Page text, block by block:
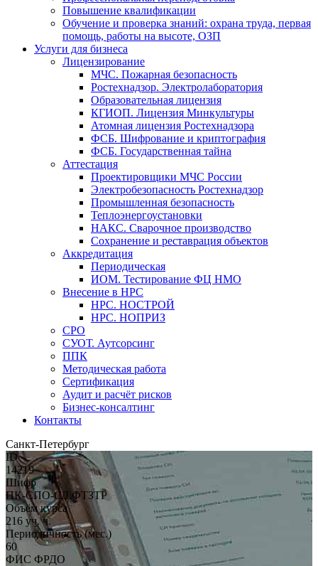
Повышение квалификации
Обучение и проверка знаний: охрана труда, первая
помощь, работы на высоте, ОЗП
Услуги для бизнеса
Лицензирование
МЧС. Пожарная безопасность
Ростехнадзор. Электролаборатория
Образовательная лицензия
КГИОП. Лицензия Минкультуры
Атомная лицензия Ростехнадзора
ФСБ. Шифрование и криптография
ФСБ. Государственная тайна
Аттестация
Проектировщики МЧС России
Электробезопасность Ростехнадзор
Промышленная безопасность
Теплоэнергоустановки
НАКС. Сварочное производство
Сохранение и реставрация объектов
Аккредитация
Периодическая
ИОМ. Тестирование ФЦ НМО
Внесение в НРС
НРС. НОСТРОЙ
НРС. НОПРИЗ
СРО
СУОТ. Аутсорсинг
ППК
Методическая работа
Сертификация
Аудит и расчёт рисков
Бизнес-консалтинг
Контакты
Санкт-Петербург
ID
14219
Шифр
ПК-СПО-СД.ФТЗТР
Объём курса
216 уч. ч.
Периодичность (мес.)
60
ФИС ФРДО